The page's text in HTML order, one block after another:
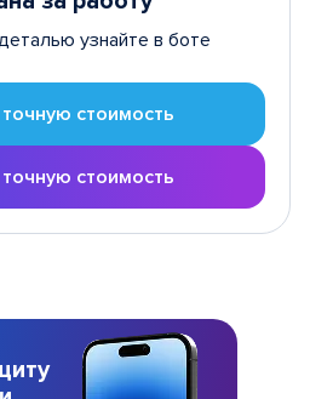
узнайте в боте
стоимость
стоимость